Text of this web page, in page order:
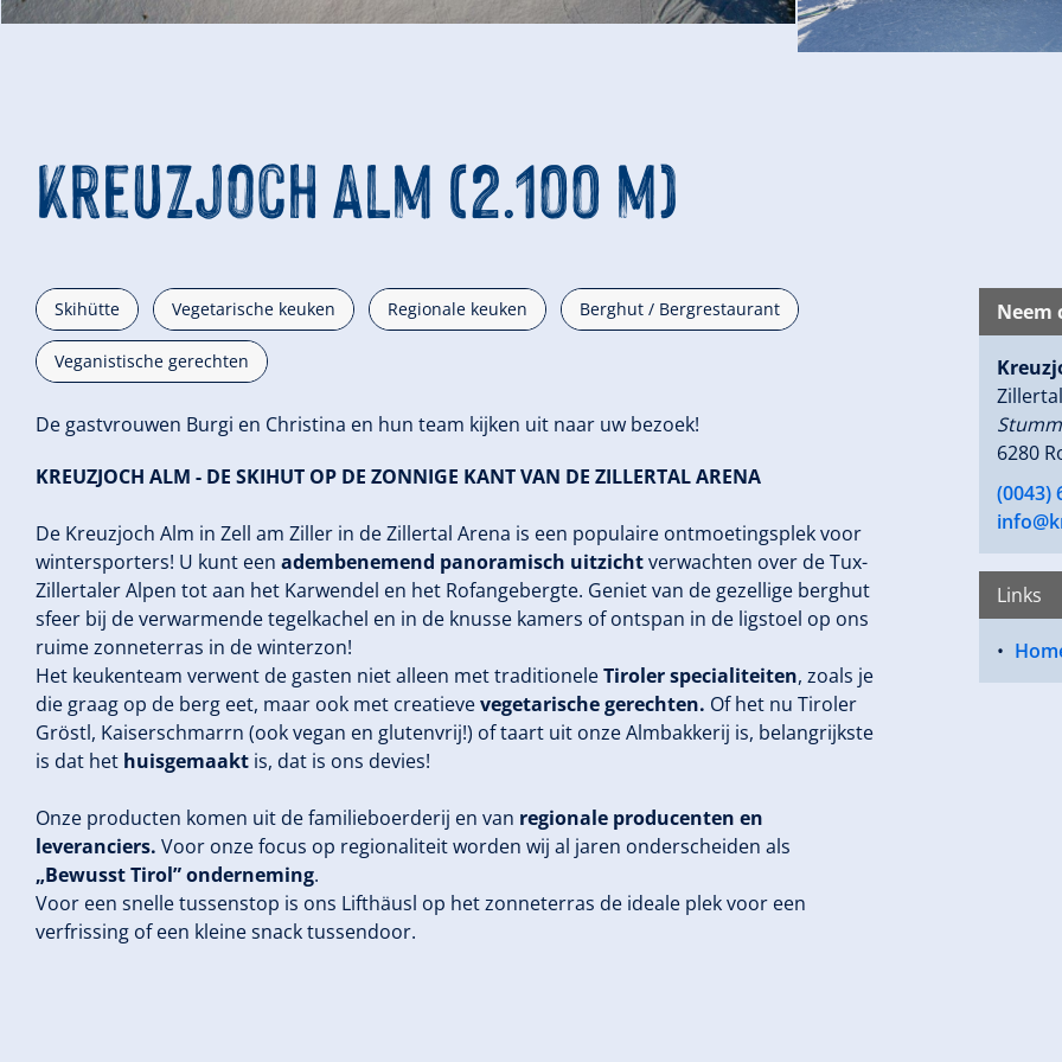
Kreuzjoch Alm (2.100 m)
Skihütte Vegetarische keuken Regionale keuken Berghut / Bergrestaurant
Veganistische gerechten
De gastvrouwen Burgi en Christina en hun team kijken uit naar uw bezoek!
KREUZJOCH ALM - DE SKIHUT OP DE ZONNIGE KANT VAN DE ZILLERTAL ARENA
De Kreuzjoch Alm in Zell am Ziller in de Zillertal Arena is een populaire ontmoetingsplek voor
wintersporters! U kunt een adembenemend panoramisch uitzichtverwachten over de Tux-
Zillertaler Alpen tot aan het Karwendel en het Rofangebergte. Geniet van de gezellige berghut
sfeer bij de verwarmende tegelkachel en in de knusse kamers of ontspan in de ligstoel op ons
ruime zonneterras in de winterzon!
Het keukenteam verwent de gasten niet alleen met traditioneleTiroler specialiteiten, zoals je
die graag op de berg eet, maar ook met creatievevegetarische gerechten. Of het nu Tiroler
Gröstl, Kaiserschmarrn (ook vegan en glutenvrij!) of taart uit onze Almbakkerij is, belangrijkste
is dat het huisgemaakt is, dat is ons devies!
Onze producten komen uit de familieboerderij en van regionale producenten en
leveranciers. Voor onze focus op regionaliteit worden wij al jaren onderscheiden als
„Bewusst Tirol” onderneming.
Voor een snelle tussenstop is ons Lifthäusl op het zonneterras de ideale plek voor een
verfrissing of een kleine snack tussendoor.
Neem
6280
(0043)
Links